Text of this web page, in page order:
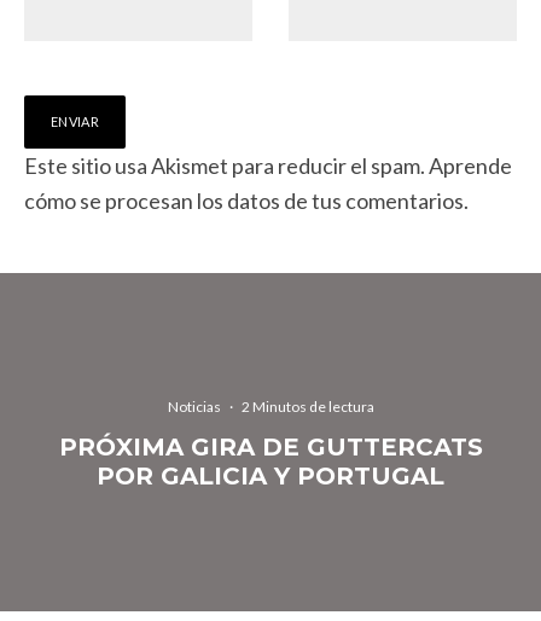
Este sitio usa Akismet para reducir el spam.Aprende
cómo se procesan los datos de tus comentarios.
Noticias · 2 Minutos de lectura
PRÓXIMA GIRA DE GUTTERCATS
POR GALICIA Y PORTUGAL